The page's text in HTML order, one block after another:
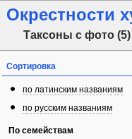
Окрестности
Таксоны с фото (5)
Сортировка
по латинским названиям
по русским названиям
По семействам